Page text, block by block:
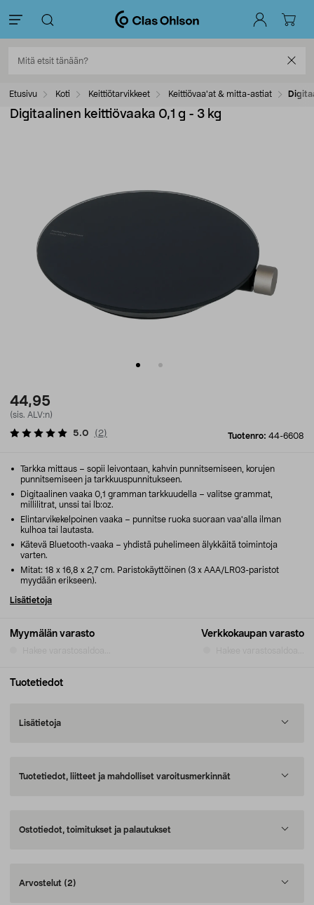
Etusivu Koti Keittiötarvikkeet Keittiövaa'at & mitta-astiat
Digitaalinen keittiövaaka 0,1 g - 3 kg
44,95
(sis. ALV:n)
Tuotenro: 44-6608
5.0 ( 2)
Myymälän varasto Verkkokaupan varasto
Tarkka mittaus – sopii leivontaan, kahvin punnitsemiseen, korujen
punnitsemiseen ja tarkkuuspunnitukseen.
Digitaalinen vaaka 0,1 gramman tarkkuudella – valitse grammat,
millilitrat, unssi tai lb:oz.
Elintarvikekelpoinen vaaka – punnitse ruoka suoraan vaa'alla ilman
kulhoa tai lautasta.
Kätevä Bluetooth-vaaka – yhdistä puhelimeen älykkäitä toimintoja
varten.
Mitat: 18 x 16,8 x 2,7 cm. Paristokäyttöinen (3 x AAA/LR03-paristot
myydään erikseen).
Lisätietoja
Tuotetiedot
Lisätietoja
Tuotetiedot, liitteet ja mahdolliset varoitusmerkinnät
Ostotiedot, toimitukset ja palautukset
Arvostelut (2)